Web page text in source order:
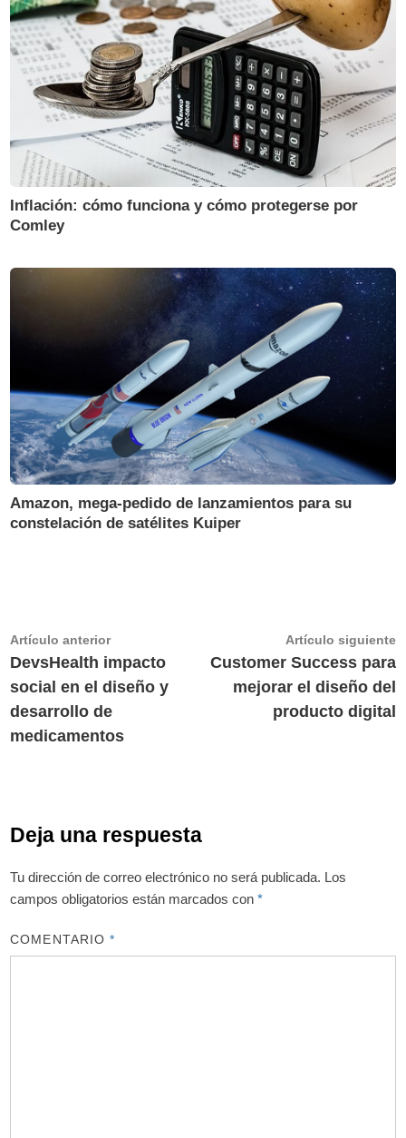
Inflación: cómo funciona y cómo protegerse por
Comley
Amazon, mega-pedido de lanzamientos para su
constelación de satélites Kuiper
Navegación
de
entradas
Artículo anteriorArtículo
anterior:
DevsHealth impacto
social en el diseño y
desarrollo de
medicamentos
Artículo siguiente
Customer Success para
mejorar el diseño del
producto digital
Deja una respuesta
Tu dirección de correo electrónico no será publicada. Los
campos obligatorios están marcados con*
COMENTARIO*